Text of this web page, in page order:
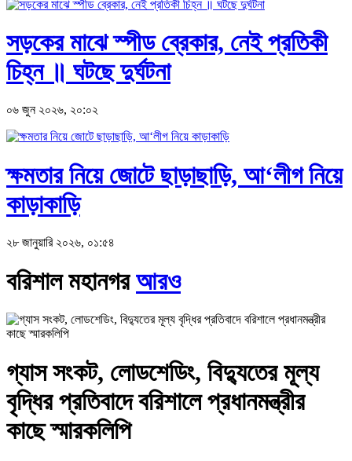
সড়কের মাঝে স্পীড ব্রেকার, নেই প্রতিকী
চিহ্ন ॥ ঘটছে দুর্ঘটনা
০৬ জুন ২০২৬, ২০:০২
ক্ষমতার নিয়ে জোটে ছাড়াছাড়ি, আ‘লীগ নিয়ে
কাড়াকাড়ি
২৮ জানুয়ারি ২০২৬, ০১:৫৪
বরিশাল মহানগরআরও
গ্যাস সংকট, লোডশেডিং, বিদ্যুতের মূল্য
বৃদ্ধির প্রতিবাদে বরিশালে প্রধানমন্ত্রীর
কাছে স্মারকলিপি